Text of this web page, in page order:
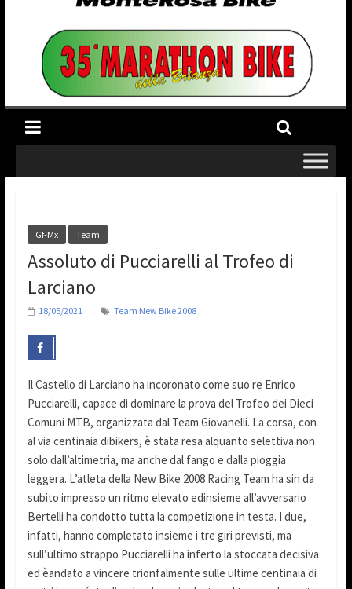
Gf-Mx Team
Assoluto di Pucciarelli al Trofeo di
Larciano
18/05/2021 Team New Bike 2008
Il Castello di Larciano ha incoronato come suo re Enrico
Pucciarelli, capace di dominare la prova del Trofeo dei Dieci
Comuni MTB, organizzata dal Team Giovanelli. La corsa, con
al via centinaia dibikers, è stata resa alquanto selettiva non
solo dall’altimetria, ma anche dal fango e dalla pioggia
leggera. L’atleta della New Bike 2008 Racing Team ha sin da
subito impresso un ritmo elevato edinsieme all’avversario
Bertelli ha condotto tutta la competizione in testa. I due,
infatti, hanno completato insieme i tre giri previsti, ma
sull’ultimo strappo Pucciarelli ha inferto la stoccata decisiva
ed èandato a vincere trionfalmente sulle ultime centinaia di